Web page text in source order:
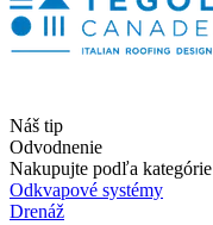
Náš tip
Odvodnenie
Nakupujte podľa kategórie
Odkvapové systémy
Drenáž